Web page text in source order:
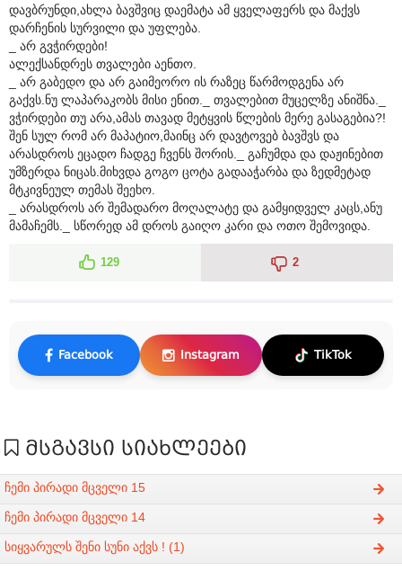
დავბრუნდი,ახლა ბავშვიც დაემატა ამ ყველაფერს და მაქვს
დარჩენის სურვილი და უფლება.
_ არ გვჭირდები!
ალექსანდრეს თვალები აენთო.
_ არ გაბედო და არ გაიმეორო ის რაზეც წარმოდგენა არ
გაქვს.ნუ ლაპარაკობს მისი ენით._ თვალებით მუცელზე ანიშნა._
ვჭირდები თუ არა,ამას თავად მეტყვის წლების მერე გასაგებია?!
შენ სულ რომ არ მაპატიო,მაინც არ დავტოვებ ბავშვს და
არასდროს ეცადო ჩადგე ჩვენს შორის._ გაჩუმდა და დაჟინებით
უმზერდა ნიცას.მიხვდა გოგო ცოტა გადააჭარბა და ზედმეტად
მტკივნეულ თემას შეეხო.
_ არასდროს არ შემადარო მოღალატე და გამყიდველ კაცს,ანუ
მამაჩემს._ სწორედ ამ დროს გაიღო კარი და ოთო შემოვიდა.
129 2
Facebook Instagram TikTok
მსგავსი სიახლეები
ჩემი პირადი მცველი 15
ჩემი პირადი მცველი 14
სიყვარულს შენი სუნი აქვს ! (1)